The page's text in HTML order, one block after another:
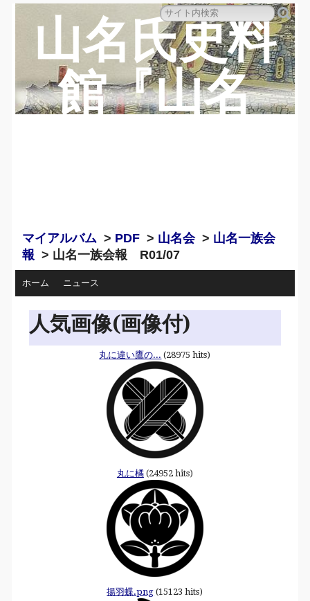
山名氏史料
館『山名
マイアルバム > PDF > 山名会> 山名一族会
報 > 山名一族会報 R01/07
ホーム ニュース
人気画像(画像付)
丸に違い鷹の... (28975 hits)
丸に橘(24952 hits)
揚羽蝶.png (15123 hits)